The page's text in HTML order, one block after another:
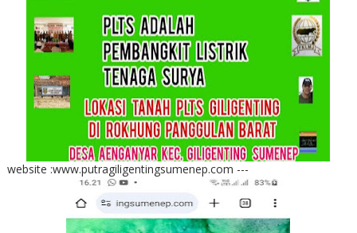
website :www.putragiligentingsumenep.com ---